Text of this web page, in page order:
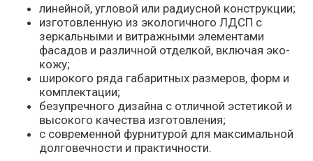
линейной, угловой или радиусной конструкции;
изготовленную из экологичного ЛДСП с
зеркальными и витражными элементами
фасадов и различной отделкой, включая эко-
кожу;
широкого ряда габаритных размеров, форм и
комплектации;
безупречного дизайна с отличной эстетикой и
высокого качества изготовления;
с современной фурнитурой для максимальной
долговечности и практичности.